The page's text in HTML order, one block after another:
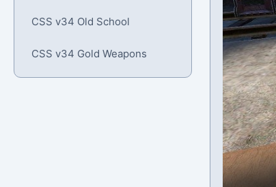
CSS v34 Old School
CSS v34 Gold Weapons